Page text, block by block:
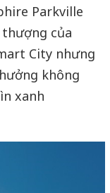
Parkville
của
City nhưng
không
xanh